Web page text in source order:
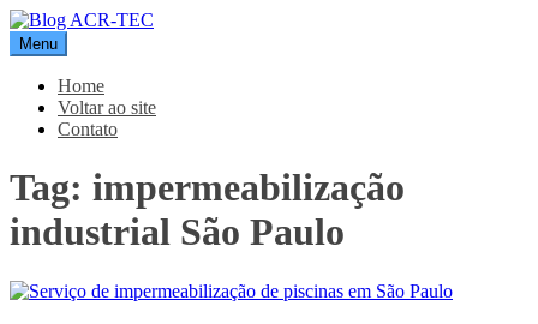
Pular
para
o
conteúdo
Blog ACR-TEC
Menu
Home
Voltar ao site
Contato
Tag: impermeabilização
industrial São Paulo